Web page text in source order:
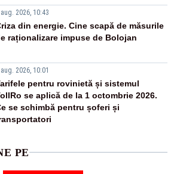
2026, 10:43
din energie. Cine scapă de măsurile
raționalizare impuse de Bolojan
2026, 10:01
pentru rovinietă și sistemul
se aplică de la 1 octombrie 2026.
se schimbă pentru șoferi și
PE